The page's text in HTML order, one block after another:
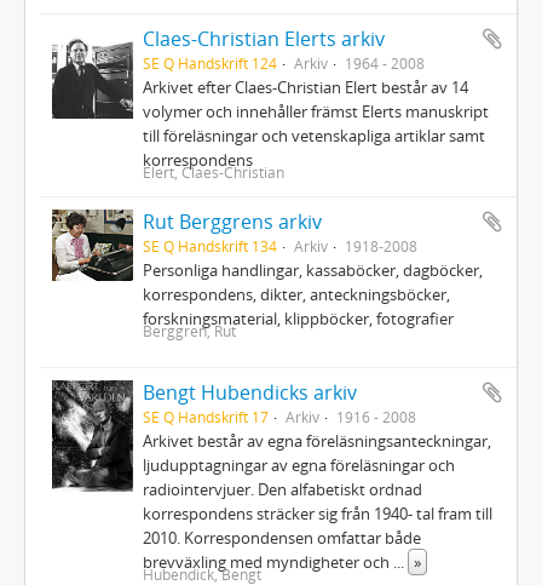
Claes-Christian Elerts arkiv
SE Q Handskrift 124 Arkiv 1964 - 2008
Arkivet efter Claes-Christian Elert består av 14
volymer och innehåller främst Elerts manuskript
till föreläsningar och vetenskapliga artiklar samt
korrespondens
Elert, Claes-Christian
Rut Berggrens arkiv
SE Q Handskrift 134 Arkiv 1918-2008
Personliga handlingar, kassaböcker, dagböcker,
korrespondens, dikter, anteckningsböcker,
forskningsmaterial, klippböcker, fotografier
Berggren, Rut
Bengt Hubendicks arkiv
SE Q Handskrift 17 Arkiv 1916 - 2008
Arkivet består av egna föreläsningsanteckningar,
ljudupptagningar av egna föreläsningar och
radiointervjuer. Den alfabetiskt ordnad
korrespondens sträcker sig från 1940- tal fram till
2010. Korrespondensen omfattar både
brevväxling med myndigheter och
»
Hubendick, Bengt